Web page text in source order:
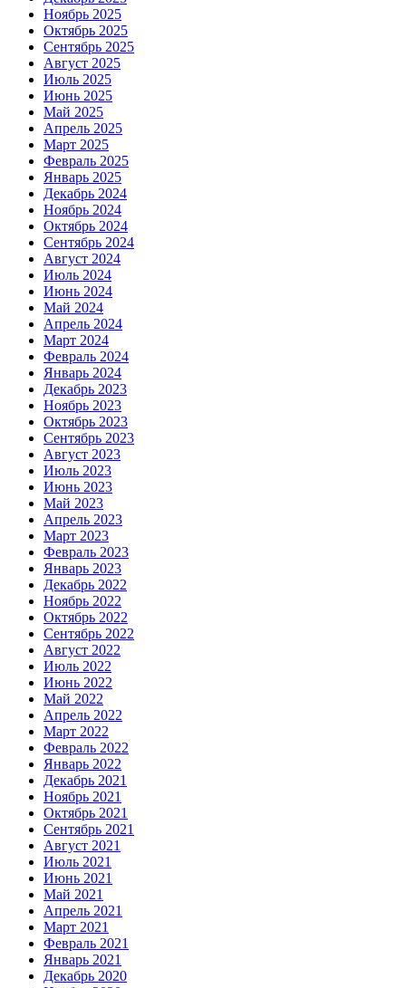
Ноябрь 2025
Октябрь 2025
Сентябрь 2025
Август 2025
Июль 2025
Июнь 2025
Май 2025
Апрель 2025
Март 2025
Февраль 2025
Январь 2025
Декабрь 2024
Ноябрь 2024
Октябрь 2024
Сентябрь 2024
Август 2024
Июль 2024
Июнь 2024
Май 2024
Апрель 2024
Март 2024
Февраль 2024
Январь 2024
Декабрь 2023
Ноябрь 2023
Октябрь 2023
Сентябрь 2023
Август 2023
Июль 2023
Июнь 2023
Май 2023
Апрель 2023
Март 2023
Февраль 2023
Январь 2023
Декабрь 2022
Ноябрь 2022
Октябрь 2022
Сентябрь 2022
Август 2022
Июль 2022
Июнь 2022
Май 2022
Апрель 2022
Март 2022
Февраль 2022
Январь 2022
Декабрь 2021
Ноябрь 2021
Октябрь 2021
Сентябрь 2021
Август 2021
Июль 2021
Июнь 2021
Май 2021
Апрель 2021
Март 2021
Февраль 2021
Январь 2021
Декабрь 2020